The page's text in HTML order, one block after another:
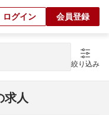
ログイン 会員登録
絞り込み
求人